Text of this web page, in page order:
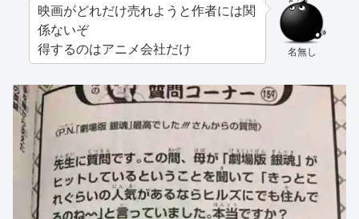
名無し
映画がどれだけ売れようと作者には関
係ないぞ
得するのはアニメ会社だけ